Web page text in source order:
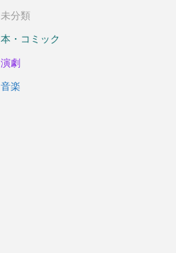
未分類
本・コミック
演劇
音楽